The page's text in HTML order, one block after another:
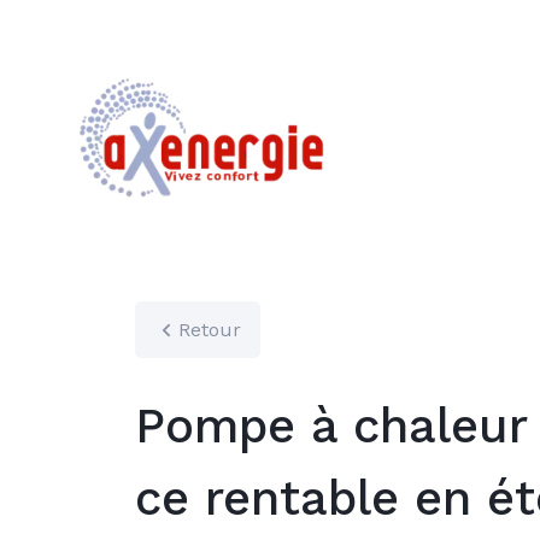
Retour
Pompe à
ce rentable en